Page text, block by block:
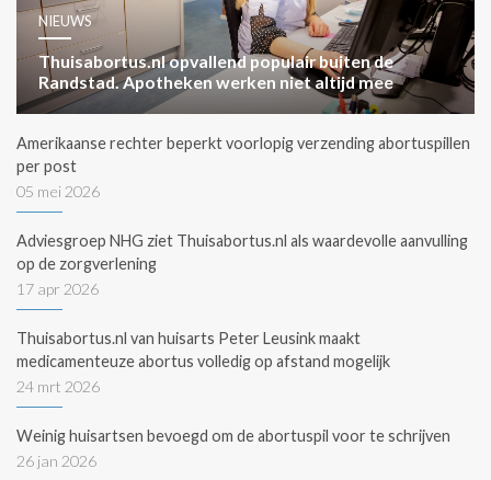
NIEUWS
Thuisabortus.nl opvallend populair buiten de
Randstad. Apotheken werken niet altijd mee
Amerikaanse rechter beperkt voorlopig verzending abortuspillen
per post
05 mei 2026
Adviesgroep NHG ziet Thuisabortus.nl als waardevolle aanvulling
op de zorgverlening
17 apr 2026
Thuisabortus.nl van huisarts Peter Leusink maakt
medicamenteuze abortus volledig op afstand mogelijk
24 mrt 2026
Weinig huisartsen bevoegd om de abortuspil voor te schrijven
26 jan 2026